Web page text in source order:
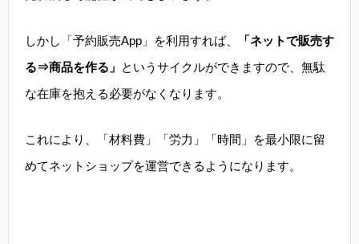
しかし「予約販売App」を利用すれば、
「ネットで販売す
る⇒商品を作る」 というサイクルができますので、無駄
な在庫を抱える必要がなくなります。
これにより、「材料費」「労力」「時間」を最小限に留
めてネットショップを運営できるようになります。